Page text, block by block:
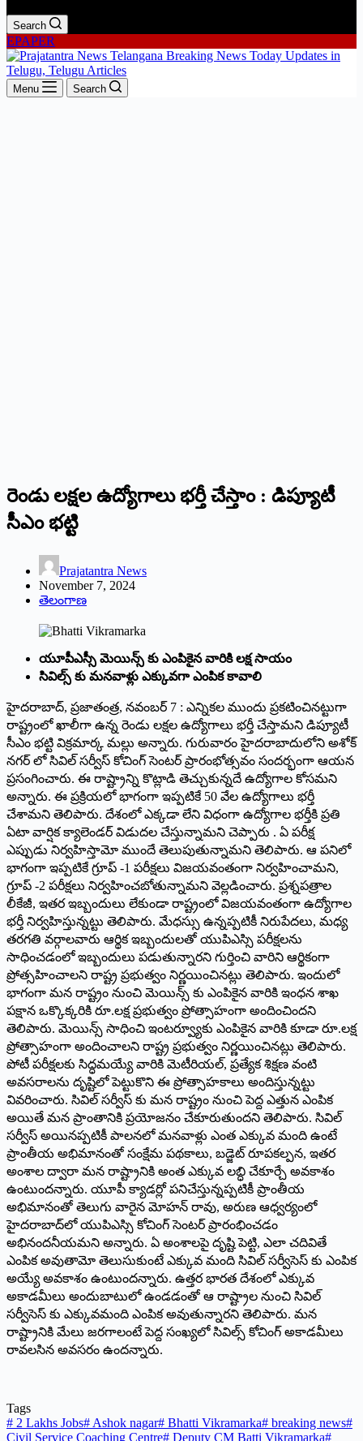
Search
EPAPER
Menu Search
రెండు లక్షల ఉద్యోగాలు భర్తీ చేస్తాం : డిప్యూటీ
సీఎం భట్టి
Prajatantra News
November 7, 2024
తెలంగాణ
యూపీఎస్సీ మెయిన్స్ కు ఎంపికైన వారికి లక్ష సాయం
సివిల్స్ కు మనవాళ్లు ఎక్కువగా ఎంపిక కావాలి
హైదరాబాద్‌, ప్ర‌జాతంత్ర‌, న‌వంబ‌ర్ 7 : ఎన్నికల ముందు ప్రకటించినట్టుగా
రాష్ట్రంలో ఖాలీగా ఉన్న రెండు లక్షల ఉద్యోగాలు భర్తీ చేస్తామని డిప్యూటీ
సీఎం భట్టి విక్రమార్క మల్లు అన్నారు. గురువారం హైదరాబాదులోని అశోక్
నగర్ లో సివిల్ సర్వీస్ కోచింగ్ సెంటర్ ప్రారంభోత్సవం సందర్భంగా ఆయన
ప్రసంగించారు. ఈ రాష్ట్రాన్ని కొట్లాడి తెచ్చుకున్నదే ఉద్యోగాల కోసమ‌ని
అన్నారు. ఈ ప్రక్రియలో భాగంగా ఇప్పటికే 50 వేల ఉద్యోగాలు భర్తీ
చేశామని తెలిపారు. దేశంలో ఎక్కడా లేని విధంగా ఉద్యోగాల భర్తీకి ప్రతి
ఏటా వార్షిక క్యాలెండర్ విడుదల చేస్తున్నామని చెప్పారు . ఏ పరీక్ష
ఎప్పుడు నిర్వహిస్తామో ముందే తెలుపుతున్నామ‌ని తెలిపారు. ఆ పనిలో
భాగంగా ఇప్పటికే గ్రూప్ -1 పరీక్షలు విజయవంతంగా నిర్వహించామని,
గ్రూప్ -2 పరీక్షలు నిర్వహించబోతున్నామని వెల్లడించారు. ప్రశ్నపత్రాల
లీకేజీ, ఇతర ఇబ్బందులు లేకుండా రాష్ట్రంలో విజయవంతంగా ఉద్యోగాల
భర్తీ నిర్వహిస్తున్నట్టు తెలిపారు. మేధస్సు ఉన్నప్పటికీ నిరుపేదలు, మధ్య
తరగతి వర్గాలవారు ఆర్థిక ఇబ్బందులతో యుపిఎస్సి పరీక్షలను
సాధించడంలో ఇబ్బందులు పడుతున్నారని గుర్తించి వారిని ఆర్థికంగా
ప్రోత్సహించాలని రాష్ట్ర ప్రభుత్వం నిర్ణయించినట్లు తెలిపారు. ఇందులో
భాగంగా మన రాష్ట్రం నుంచి మెయిన్స్ కు ఎంపికైన వారికి ఇంధన శాఖ
పక్షాన ఒక్కొక్కరికి రూ.లక్ష ప్రభుత్వం ప్రోత్సాహంగా అందించింద‌ని
తెలిపారు. మెయిన్స్ సాధించి ఇంటర్వ్యూకు ఎంపికైన వారికి కూడా రూ.లక్ష
ప్రోత్సాహంగా అందించాలని రాష్ట్ర ప్రభుత్వం నిర్ణయించినట్లు తెలిపారు.
పోటీ పరీక్షలకు సిద్ధమయ్యే వారికి మెటీరియల్, ప్రత్యేక శిక్షణ వంటి
అవసరాలను దృష్టిలో పెట్టుకొని ఈ ప్రోత్సాహకాలు అందిస్తున్నట్టు
వివరించారు. సివిల్ సర్వీస్ కు మన రాష్ట్రం నుంచి పెద్ద ఎత్తున ఎంపిక
అయితే మన ప్రాంతానికి ప్రయోజనం చేకూరుతుందని తెలిపారు. సివిల్
సర్వీస్ అయినప్పటికీ పాలనలో మనవాళ్లు ఎంత ఎక్కువ మంది ఉంటే
ప్రాంతీయ అభిమానంతో సంక్షేమ పథకాలు, బడ్జెట్ రూపకల్పన, ఇతర
అంశాల ద్వారా మన రాష్ట్రానికి అంత ఎక్కువ లబ్ధి చేకూర్చే అవకాశం
ఉంటుందన్నారు. యూపీ క్యాడర్లో పనిచేస్తున్నప్పటికీ ప్రాంతీయ
అభిమానంతో తెలుగు వారైన మోహన్ రావు, అరుణ ఆధ్వర్యంలో
హైదరాబాద్‌లో యుపిఎస్సి కోచింగ్ సెంటర్ ప్రారంభించడం
అభినందనీయమ‌ని అన్నారు. ఏ అంశాలపై దృష్టి పెట్టి, ఎలా చదివితే
ఎంపిక అవుతామో తెలుసుకుంటే ఎక్కువ మంది సివిల్ సర్వీసెస్ కు ఎంపిక
అయ్యే అవకాశం ఉంటుందన్నారు. ఉత్తర భారత దేశంలో ఎక్కువ
అకాడమీలు అందుబాటులో ఉండడంతో ఆ రాష్ట్రాల నుంచి సివిల్
సర్వీసెస్ కు ఎక్కువమంది ఎంపిక అవుతున్నారని తెలిపారు. మన
రాష్ట్రానికి మేలు జరగాలంటే పెద్ద సంఖ్యలో సివిల్స్ కోచింగ్ అకాడమీలు
రావలసిన అవసరం ఉందన్నారు.
Tags
# 2 Lakhs Jobs# Ashok nagar# Bhatti Vikramarka# breaking news#
Civil Service Coaching Centre# Deputy CM Batti Vikramarka#